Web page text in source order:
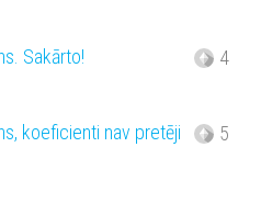
Sakārto! 4
koeficienti nav pretēji
5